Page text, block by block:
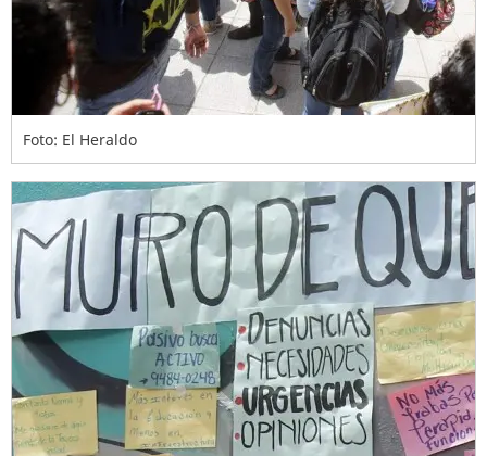
Foto: El Heraldo